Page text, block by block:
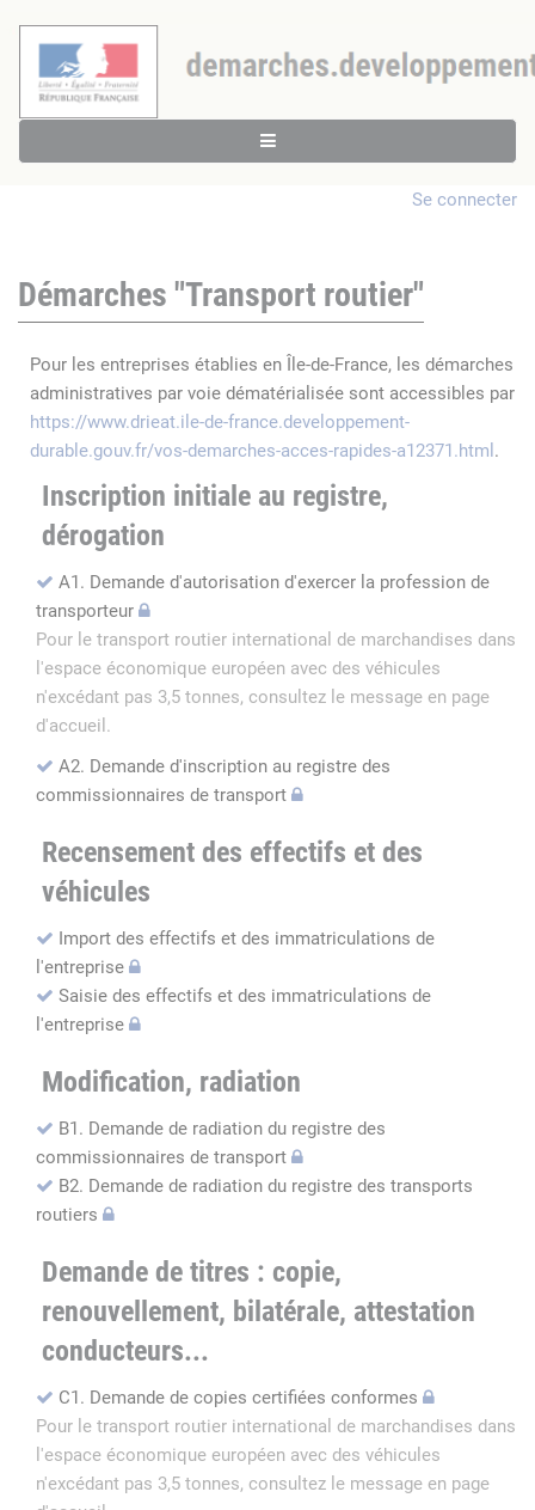
Se connecter
Démarches "Transport routier"
Pour les entreprises établies en Île-de-France, les démarches
administratives par voie dématérialisée sont accessibles par
https://www.drieat.ile-de-france.developpement-
durable.gouv.fr/vos-demarches-acces-rapides-a12371.html .
Inscription initiale au registre,
dérogation
A1. Demande d'autorisation d'exercer la profession de
transporteur
Pour le transport routier international de marchandises dans
l'espace économique européen avec des véhicules
n'excédant pas 3,5 tonnes, consultez le message en page
d'accueil.
A2. Demande d'inscription au registre des
commissionnaires de transport
Recensement des effectifs et des
véhicules
Import des effectifs et des immatriculations de
l'entreprise
Saisie des effectifs et des immatriculations de
l'entreprise
Modification, radiation
B1. Demande de radiation du registre des
commissionnaires de transport
B2. Demande de radiation du registre des transports
routiers
Demande de titres : copie,
renouvellement, bilatérale, attestation
conducteurs...
C1. Demande de copies certifiées conformes
Pour le transport routier international de marchandises dans
l'espace économique européen avec des véhicules
n'excédant pas 3,5 tonnes, consultez le message en page